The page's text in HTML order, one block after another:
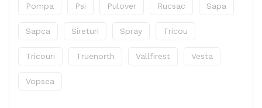
Pompa Psi Pulover Rucsac Sapa
Sapca Sireturi Spray Tricou
Tricouri Truenorth Vallfirest Vesta
Vopsea